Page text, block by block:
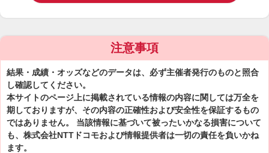
注意事項
結果・成績・オッズなどのデータは、必ず主催者発行のものと照合
し確認してください。
本サイトのページ上に掲載されている情報の内容に関しては万全を
期しておりますが、その内容の正確性および安全性を保証するもの
ではありません。 当該情報に基づいて被ったいかなる損害について
も、株式会社NTTドコモおよび情報提供者は一切の責任を負いかね
ます。